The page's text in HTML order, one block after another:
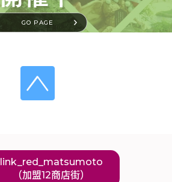
GO PAGE
link_red_matsumoto
（加盟12商店街）